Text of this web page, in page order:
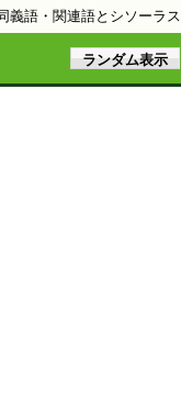
義語・関連語とシソーラス